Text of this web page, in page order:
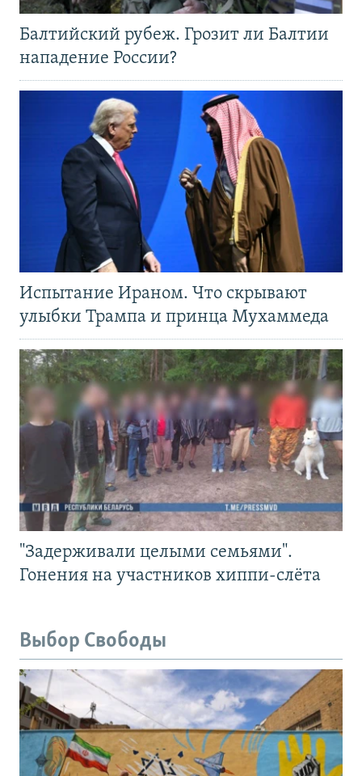
Балтийский рубеж. Грозит ли Балтии
нападение России?
Испытание Ираном. Что скрывают
улыбки Трампа и принца Мухаммеда
"Задерживали целыми семьями".
Гонения на участников хиппи-слёта
Выбор Свободы